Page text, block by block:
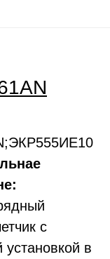
с
установкой в